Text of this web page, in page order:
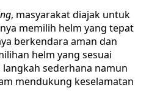
, masyarakat diajak untuk
memilih helm yang tepat
berkendara aman dan
helm yang sesuai
sederhana namun
mendukung keselamatan